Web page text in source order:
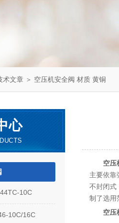
术文章 ＞ 空压机安全阀 材质 黄铜
心
10C
10C/16C
空压
主要依靠
不封闭式
制了选用
空压